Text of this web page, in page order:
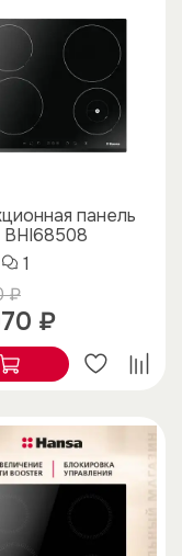
панель
BHI68508
1
₽
₽